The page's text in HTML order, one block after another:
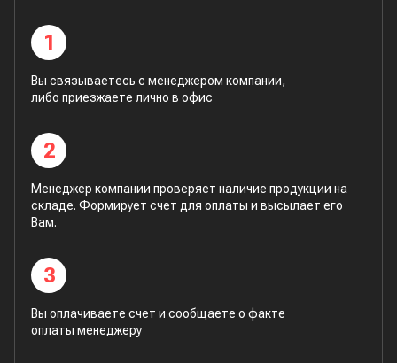
1
Вы связываетесь с менеджером компании,
либо приезжаете лично в офис
2
Менеджер компании проверяет наличие продукции на
складе. Формирует счет для оплаты и высылает его
Вам.
3
Вы оплачиваете счет и сообщаете о факте
оплаты менеджеру